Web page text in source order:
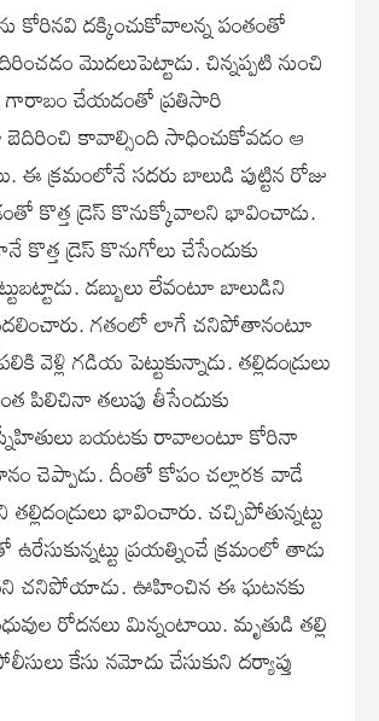
కోరినవి దక్కించుకోవాలన్న పంతంతో
మొదలుపెట్టాడు. చిన్నప్పటి నుంచి
గారాబం చేయడంతో ప్రతిసారి
కావాల్సింది సాధించుకోవడం ఆ
ఈ క్రమంలోనే సదరు బాలుడి పుట్టిన రోజు
కొత్త డ్రెస్ కొనుక్కోవాలని భావించాడు.
డ్రెస్ కొనుగోలు చేసేందుకు
డబ్బులు లేవంటూ బాలుడిని
గతంలో లాగే చనిపోతానంటూ
వెళ్లి గడియ పెట్టుకున్నాడు. తల్లిదండ్రులు
పిలిచినా తలుపు తీసేందుకు
బయటకు రావాలంటూ కోరినా
చెప్పాడు. దీంతో కోపం చల్లారక వాడే
భావించారు. చచ్చిపోతున్నట్టు
ప్రయత్నించే క్రమంలో తాడు
చనిపోయాడు. ఊహించిన ఈ ఘటనకు
రోదనలు మిన్నంటాయి. మృతుడి తల్లి
కేసు నమోదు చేసుకుని దర్యాప్తు